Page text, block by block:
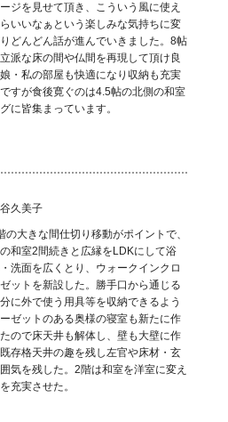
ジを見せて頂き、こういう風に使え
いいなぁという楽しみな気持ちに変
どんどん話が進んでいきました。8帖
派な床の間や仏間を再現して頂け良
・私の部屋も快適になり収納も充実
すが食後寛ぐのは4.5帖の北側の和室
に皆集まっています。
久美子
の大きな間仕切り移動がポイントで、
和室2間続きと広縁をLDKにして浴
洗面を広くとり、ウォークインクロ
ットを新設した。勝手口から通じる
に外で使う用具等を収納できるよう
ゼットのある奥様の寝室も新たに作
ので床天井も解体し、壁も大壁に作
存格天井の趣を残し左官や床材・玄
気を残した。2階は和室を洋室に変え
充実させた。